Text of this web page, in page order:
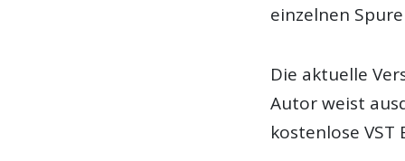
einzelnen
Die aktuelle
Autor weist
kostenlose